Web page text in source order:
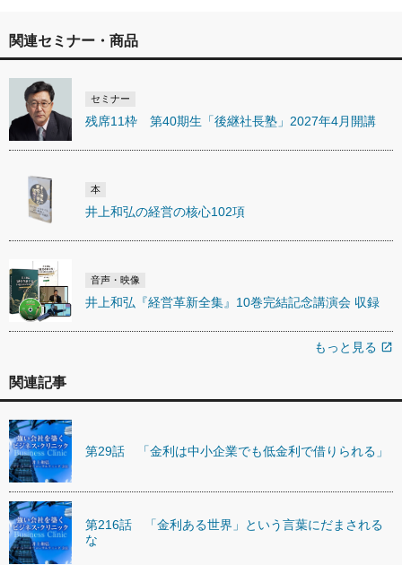
関連セミナー・商品
セミナー
残席11枠 第40期生「後継社長塾」2027年4月開講
本
井上和弘の経営の核心102項
音声・映像
井上和弘『経営革新全集』10巻完結記念講演会 収録
もっと見る open_in_new
関連記事
第29話 「金利は中小企業でも低金利で借りられる」
第216話 「金利ある世界」という言葉にだまされる
な